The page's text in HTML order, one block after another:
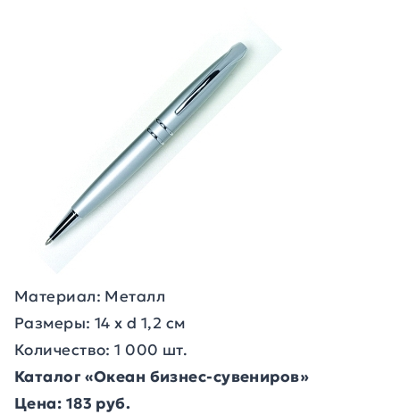
Материал: Металл
Размеры: 14 х d 1,2 см
Количество: 1 000 шт.
Каталог «Океан бизнес-сувениров»
Цена: 183 руб.